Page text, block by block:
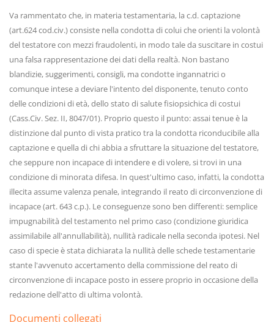
Va rammentato che, in materia testamentaria, la c.d. captazione
(art.624 cod.civ.) consiste nella condotta di colui che orienti la volontà
del testatore con mezzi fraudolenti, in modo tale da suscitare in costui
una falsa rappresentazione dei dati della realtà. Non bastano
blandizie, suggerimenti, consigli, ma condotte ingannatrici o
comunque intese a deviare l'intento del disponente, tenuto conto
delle condizioni di età, dello stato di salute fisiopsichica di costui
(Cass.Civ. Sez. II, 8047/01). Proprio questo il punto: assai tenue è la
distinzione dal punto di vista pratico tra la condotta riconducibile alla
captazione e quella di chi abbia a sfruttare la situazione del testatore,
che seppure non incapace di intendere e di volere, si trovi in una
condizione di minorata difesa. In quest'ultimo caso, infatti, la condotta
illecita assume valenza penale, integrando il reato di circonvenzione di
incapace (art. 643 c.p.). Le conseguenze sono ben differenti: semplice
impugnabilità del testamento nel primo caso (condizione giuridica
assimilabile all'annullabilità), nullità radicale nella seconda ipotesi. Nel
caso di specie è stata dichiarata la nullità delle schede testamentarie
stante l'avvenuto accertamento della commissione del reato di
circonvenzione di incapace posto in essere proprio in occasione della
redazione dell'atto di ultima volontà.
Documenti collegati